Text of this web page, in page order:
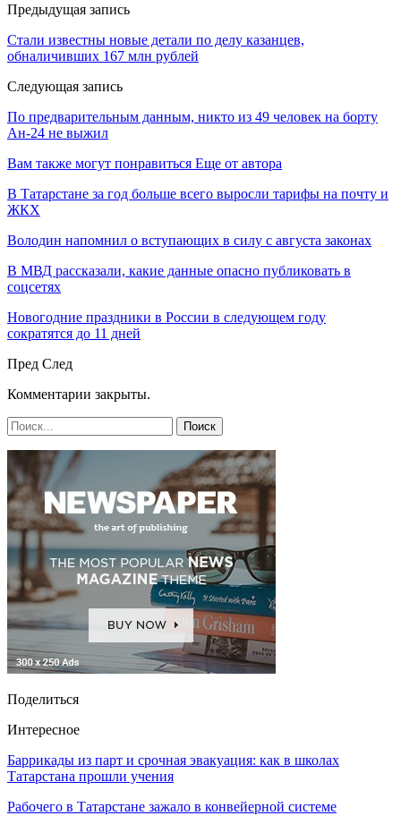
Предыдущая запись
Стали известны новые детали по делу казанцев,
обналичивших 167 млн рублей
Следующая запись
По предварительным данным, никто из 49 человек на борту
Ан-24 не выжил
Вам также могут понравиться Еще от автора
В Татарстане за год больше всего выросли тарифы на почту и
ЖКХ
Володин напомнил о вступающих в силу с августа законах
В МВД рассказали, какие данные опасно публиковать в
соцсетях
Новогодние праздники в России в следующем году
сократятся до 11 дней
Пред След
Комментарии закрыты.
Поделиться
Интересное
Баррикады из парт и срочная эвакуация: как в школах
Татарстана прошли учения
Рабочего в Татарстане зажало в конвейерной системе